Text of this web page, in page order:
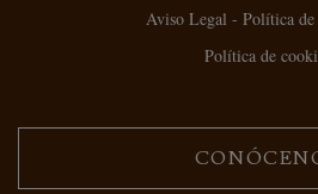
Aviso Legal - Política
Política de